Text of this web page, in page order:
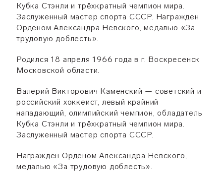
Кубка Стэнли и трёхкратный чемпион мира.
Заслуженный мастер спорта СССР. Награжден
Орденом Александра Невского, медалью «За
трудовую доблесть».
Родился 18 апреля 1966 года в г. Воскресенск
Московской области.
Валерий Викторович Каменский — советский и
российский хоккеист, левый крайний
нападающий, олимпийский чемпион, обладатель
Кубка Стэнли и трёхкратный чемпион мира.
Заслуженный мастер спорта СССР.
Награжден Орденом Александра Невского,
медалью «За трудовую доблесть».